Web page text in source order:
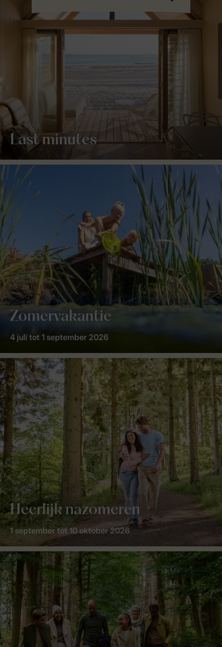
Last minutes
Zomervakantie
4 juli tot 1 september 2026
Heerlijk nazomeren
1 september tot 10 oktober 2026